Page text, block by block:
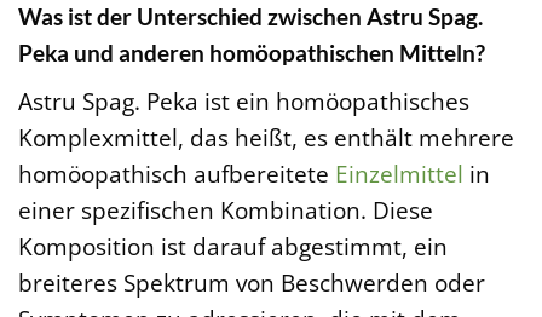
Was ist der Unterschied zwischen Astru Spag.
Peka und anderen homöopathischen Mitteln?
Astru Spag. Peka ist ein homöopathisches
Komplexmittel, das heißt, es enthält mehrere
homöopathisch aufbereitete Einzelmittel in
einer spezifischen Kombination. Diese
Komposition ist darauf abgestimmt, ein
breiteres Spektrum von Beschwerden oder